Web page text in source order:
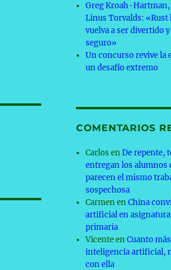
Greg Kroah-Hartman,
Linus Torvalds: «Rust
vuelva a ser divertido
seguro»
Un concurso revive la
un desafío extremo
COMENTARIOS
Carlos enDe repente,
entregan los alumnos
parecen el mismo
sospechosa
CarmenenChina
artificial en
primaria
VicenteenCuanto
inteligencia artificial,
con ella